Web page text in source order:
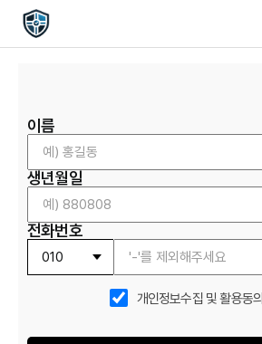
이름
생년월일
전화번호
개인정보수집 및 활용동의